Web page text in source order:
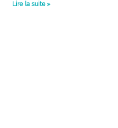
Lire la suite »